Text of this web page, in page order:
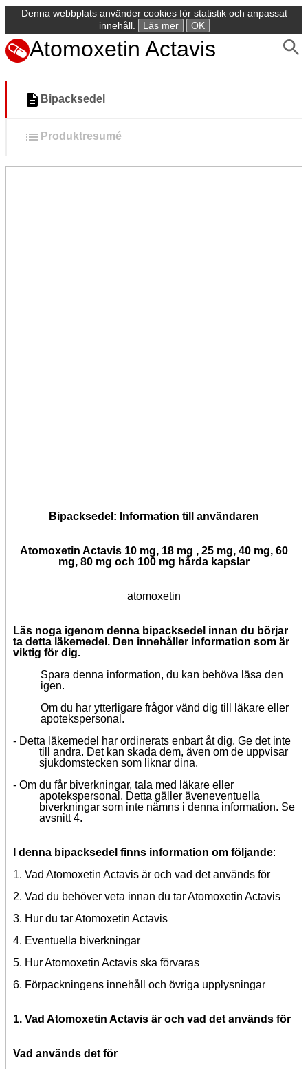
Denna webbplats använder cookies för statistik och anpassat
innehåll.
Läs mer OK
Atomoxetin Actavis
Bipacksedel
Produktresumé
Bipacksedel: Information till användaren
Atomoxetin Actavis 10 mg, 18 mg , 25 mg, 40 mg, 60
mg, 80 mg och 100 mg hårda kapslar
atomoxetin
Läs noga igenom denna bipacksedel innan du börjar
ta detta läkemedel. Den innehåller information som är
viktig för dig.
Spara denna information, du kan behöva läsa den
igen.
Om du har ytterligare frågor vänd dig till läkare eller
apotekspersonal.
- Detta läkemedel har ordinerats enbart åt dig. Ge det inte
till andra. Det kan skada dem, även om de uppvisar
sjukdomstecken som liknar dina.
- Om du får biverkningar, tala med läkare eller
apotekspersonal. Detta gäller äveneventuella
biverkningar som inte nämns i denna information. Se
avsnitt 4.
I denna bipacksedel finns information om följande:
1. Vad Atomoxetin Actavis är och vad det används för
2. Vad du behöver veta innan du tar Atomoxetin Actavis
3. Hur du tar Atomoxetin Actavis
4. Eventuella biverkningar
5. Hur Atomoxetin Actavis ska förvaras
6. Förpackningens innehåll och övriga upplysningar
1. Vad Atomoxetin Actavis är och vad det används för
Vad används det för